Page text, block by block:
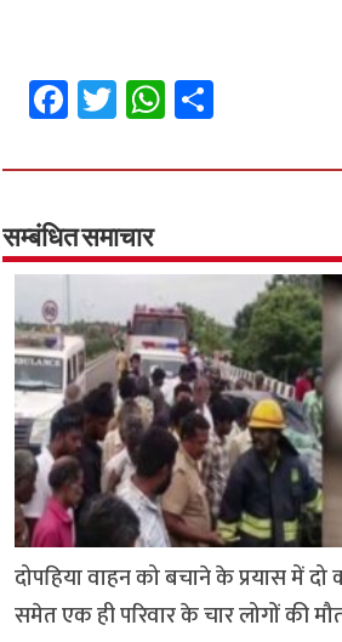
Fa
ce
b
o
o
k
T
wi
tt
er
W
h
at
p
p
ar
सम्बंधित समाचार
दोपहिया वाहन को बचाने के प्रयास में
समेत एक ही परिवार के चार लोगों की